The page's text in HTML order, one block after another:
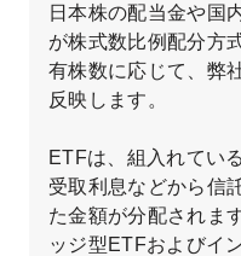
日本株の配当金や国
が株式数比例配分方
有株数に応じて、弊
反映します。
ETFは、組入れてい
受取利息などから信
た金額が分配されま
ッジ型ETFおよびイ